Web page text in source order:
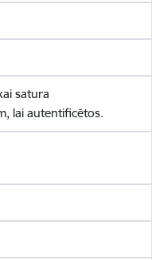
satura
lai autentificētos.